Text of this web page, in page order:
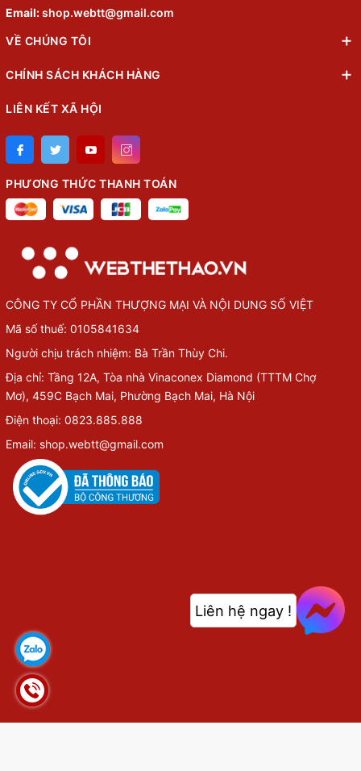
Email:shop.webtt@gmail.com
VỀ CHÚNG TÔI
CHÍNH SÁCH KHÁCH HÀNG
LIÊN KẾT XÃ HỘI
PHƯƠNG THỨC THANH TOÁN
CÔNG TY CỔ PHẦN THƯỢNG MẠI VÀ NỘI DUNG SỐ VIỆT
Mã số thuế: 0105841634
Người chịu trách nhiệm: Bà Trần Thùy Chi.
Địa chỉ: Tầng 12A, Tòa nhà Vinaconex Diamond (TTTM Chợ
Mơ), 459C Bạch Mai, Phường Bạch Mai, Hà Nội
Điện thoại: 0823.885.888
Email: shop.webtt@gmail.com
Liên hệ ngay !